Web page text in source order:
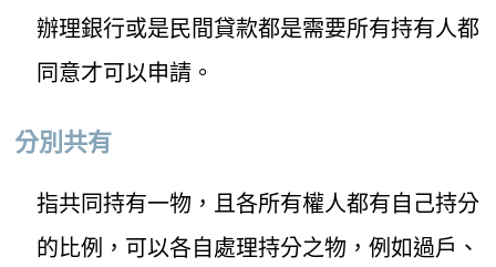
辦理銀行或是民間貸款都是需要所有持有人都
同意才可以申請。
分別共有
指共同持有一物，且各所有權人都有自己持分
的比例，可以各自處理持分之物，例如過戶、